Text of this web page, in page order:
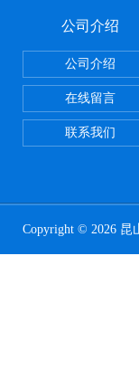
公司介绍
公司介绍
在线留言
联系我们
Copyright © 2026 昆